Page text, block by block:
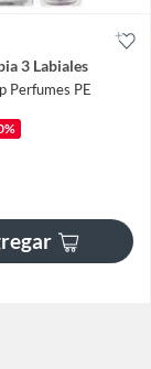
3 Labiales
Perfumes PE